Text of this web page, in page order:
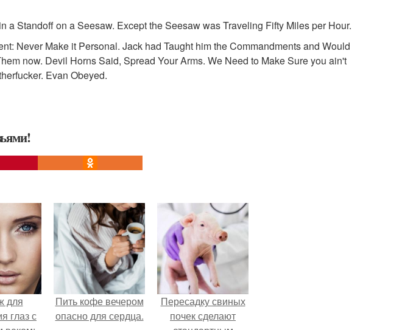
a Standoff on a Seesaw. Except the Seesaw was Traveling Fifty Miles per Hour.
Never Make it Personal. Jack had Taught him the Commandments and Would
now. Devil Horns Said, Spread Your Arms. We Need to Make Sure you ain't
Evan Obeyed.
для
глаз с
Пить кофе вечером
опасно для сердца.
Пересадку свиных
почек сделают